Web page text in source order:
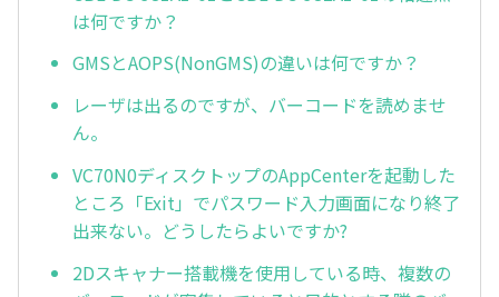
は何ですか？
GMSとAOPS(NonGMS)の違いは何ですか？
レーザは出るのですが、バーコードを読めませ
ん。
VC70N0ディスクトップのAppCenterを起動した
ところ「Exit」でパスワード入力画面になり終了
出来ない。どうしたらよいですか?
2Dスキャナー搭載機を使用している時、複数の